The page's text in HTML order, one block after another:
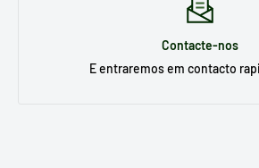
Contacte-nos
E entraremos em contacto